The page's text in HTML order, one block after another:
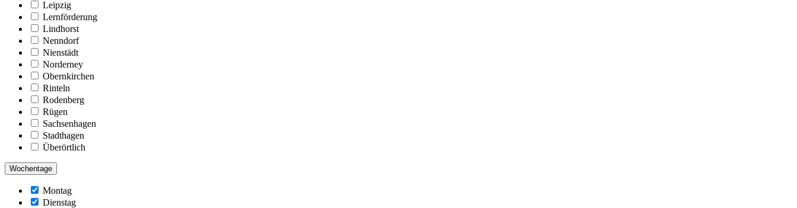
Leipzig
Lernförderung
Lindhorst
Nenndorf
Nienstädt
Norderney
Obernkirchen
Rinteln
Rodenberg
Rügen
Sachsenhagen
Stadthagen
Überörtlich
Wochentage
Montag
Dienstag